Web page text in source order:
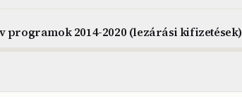
2014-2020 (lezárási kifizetések)